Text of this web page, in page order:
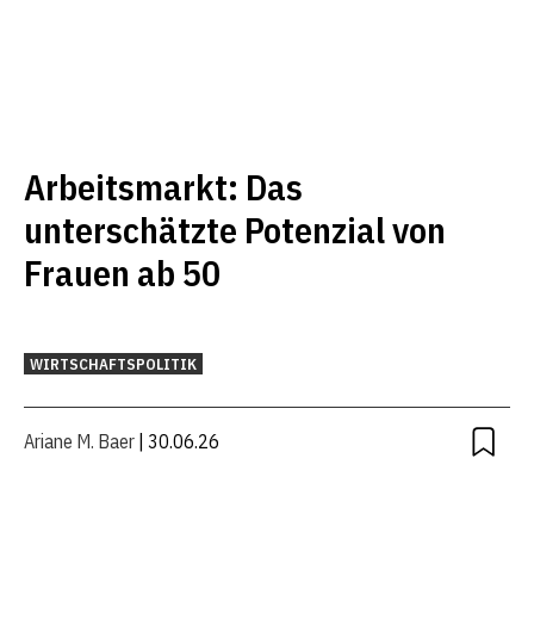
Arbeitsmarkt: Das
unterschätzte Potenzial von
Frauen ab 50
WIRTSCHAFTSPOLITIK
Ariane M. Baer | 30.06.26